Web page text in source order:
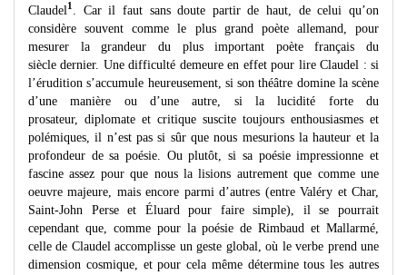
Claudel1
. Car il faut sans doute partir de haut, de celui qu’on
considère souvent comme le plus grand poète allemand, pour
mesurer la grandeur du plus important poète français du
siècle dernier. Une difficulté demeure en effet pour lire Claudel : si
l’érudition s’accumule heureusement, si son théâtre domine la scène
d’une manière ou d’une autre, si la lucidité forte du
prosateur, diplomate et critique suscite toujours enthousiasmes et
polémiques, il n’est pas si sûr que nous mesurions la hauteur et la
profondeur de sa poésie. Ou plutôt, si sa poésie impressionne et
fascine assez pour que nous la lisions autrement que comme une
oeuvre majeure, mais encore parmi d’autres (entre Valéry et Char,
Saint-John Perse et Éluard pour faire simple), il se pourrait
cependant que, comme pour la poésie de Rimbaud et Mallarmé,
celle de Claudel accomplisse un geste global, où le verbe prend une
dimension cosmique, et pour cela même détermine tous les autres